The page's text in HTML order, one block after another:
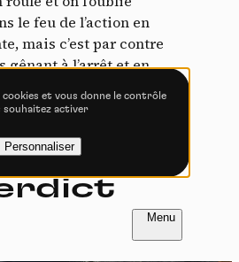
le feu de l’action en
mais c’est par contre
gênant à l’arrêt et en
de vidéo permettent d'enrichir
multimédia et augmentent sa
-Ce service peut déposer
Interdire
interdit -
Interdire
et vous donne le contrôle
souhaitez activer
Personnaliser